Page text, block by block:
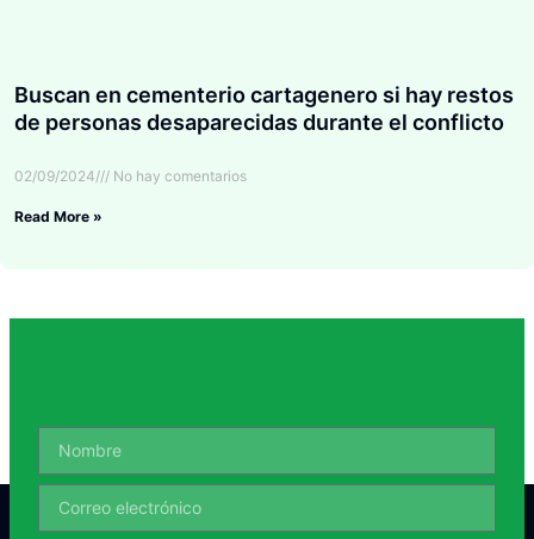
Buscan en cementerio cartagenero si hay restos
de personas desaparecidas durante el conflicto
02/09/2024 No hay comentarios
Read More »